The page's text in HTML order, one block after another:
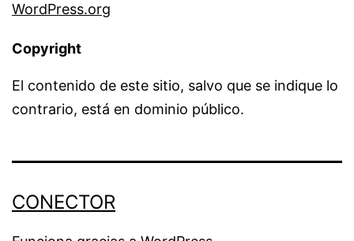
WordPress.org
Copyright
El contenido de este sitio, salvo que se indique lo
contrario, está en dominio público.
CONECTOR